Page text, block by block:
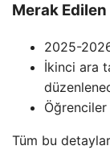
Merak
2025-
İkinci ara
Tüm bu